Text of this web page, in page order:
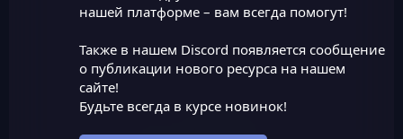
нашей платформе – вам всегда помогут!
Также в нашем Discord появляется сообщение
о публикации нового ресурса на нашем
сайте!
Будьте всегда в курсе новинок!